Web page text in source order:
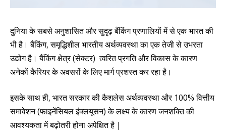
दुनिया के सबसे अनुशासित और सुदृढ़ बैंकिंग प्रणालियों में से एक भारत की
भी है। बैंकिंग,समृद्धिशीलभारतीय अर्थव्यवस्था का एक तेजी से उभरता
उद्योग है। बैंकिंग क्षेत्र (सेक्टर) त्वरित प्रगति और विकास के कारण
अनेकों कैरियर के अवसरों के लिए मार्ग प्रशस्त कर रहा है।
इसके साथ ही, भारत सरकार की कैशलेस अर्थव्यवस्था और 100% वित्तीय
समावेशन (फाइनेंसियलइंक्लयूसन)के लक्ष्य के कारणजनशक्ति की
आवश्यकतामेंबढ़ोतरीहोनाअपेक्षितहै |